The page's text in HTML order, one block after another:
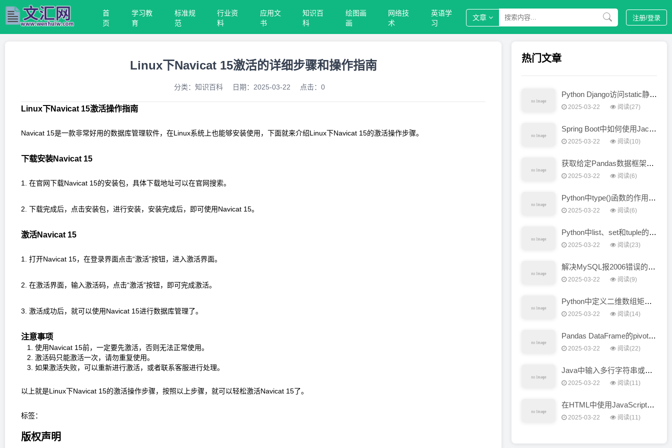
首
页
学习教
育
标准规
范
行业资
料
应用文
书
知识百
科
绘图画
画
网络技
术
英语学
习
文章 注册/登录
Linux下Navicat 15激活的详细步骤和操作指南
分类： 知识百科 日期： 2025-03-22 点击： 0
Linux下Navicat 15激活操作指南
Navicat 15是一款非常好用的数据库管理软件，在Linux系统上也能够安装使用，下面就来介绍Linux下Navicat 15的激活操作步骤。
下载安装Navicat 15
1. 在官网下载Navicat 15的安装包，具体下载地址可以在官网搜索。
2. 下载完成后，点击安装包，进行安装，安装完成后，即可使用Navicat 15。
激活Navicat 15
1. 打开Navicat 15，在登录界面点击“激活”按钮，进入激活界面。
2. 在激活界面，输入激活码，点击“激活”按钮，即可完成激活。
3. 激活成功后，就可以使用Navicat 15进行数据库管理了。
注意事项
1. 使用Navicat 15前，一定要先激活，否则无法正常使用。
2. 激活码只能激活一次，请勿重复使用。
3. 如果激活失败，可以重新进行激活，或者联系客服进行处理。
以上就是Linux下Navicat 15的激活操作步骤，按照以上步骤，就可以轻松激活Navicat 15了。
标签：
版权声明
热门文章
Python Django访问static静态文件的实现方法和配置指南
2025-03-22 阅读(27)
Spring Boot中如何使用Jackson进行数据处理和转换
2025-03-22 阅读(10)
获取给定Pandas数据框架中特定行的方法和示例代码
2025-03-22 阅读(6)
Python中type()函数的作用和用法详解
2025-03-22 阅读(6)
Python中list、set和tuple的区别和用途简介
2025-03-22 阅读(23)
解决MySQL报2006错误的错误处理方法（数据过大）
2025-03-22 阅读(9)
Python中定义二维数组矩阵的方法和示例代码
2025-03-22 阅读(14)
Pandas DataFrame的pivot()和unstack()函数实现行列转换
2025-03-22 阅读(22)
Java中输入多行字符串或多个整数的方法和技巧分享
2025-03-22 阅读(11)
在HTML中使用JavaScript自定义字符串格式化的实现方法
2025-03-22 阅读(11)